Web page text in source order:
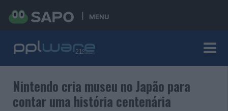
MENU
Nintendo cria museu no Japão para
contar uma história centenária